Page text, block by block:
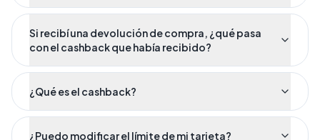
Si recibí una devolución de compra, ¿qué pasa
con el cashback que había recibido?
¿Qué es el cashback?
¿Puedo modificar el límite de mi tarjeta?